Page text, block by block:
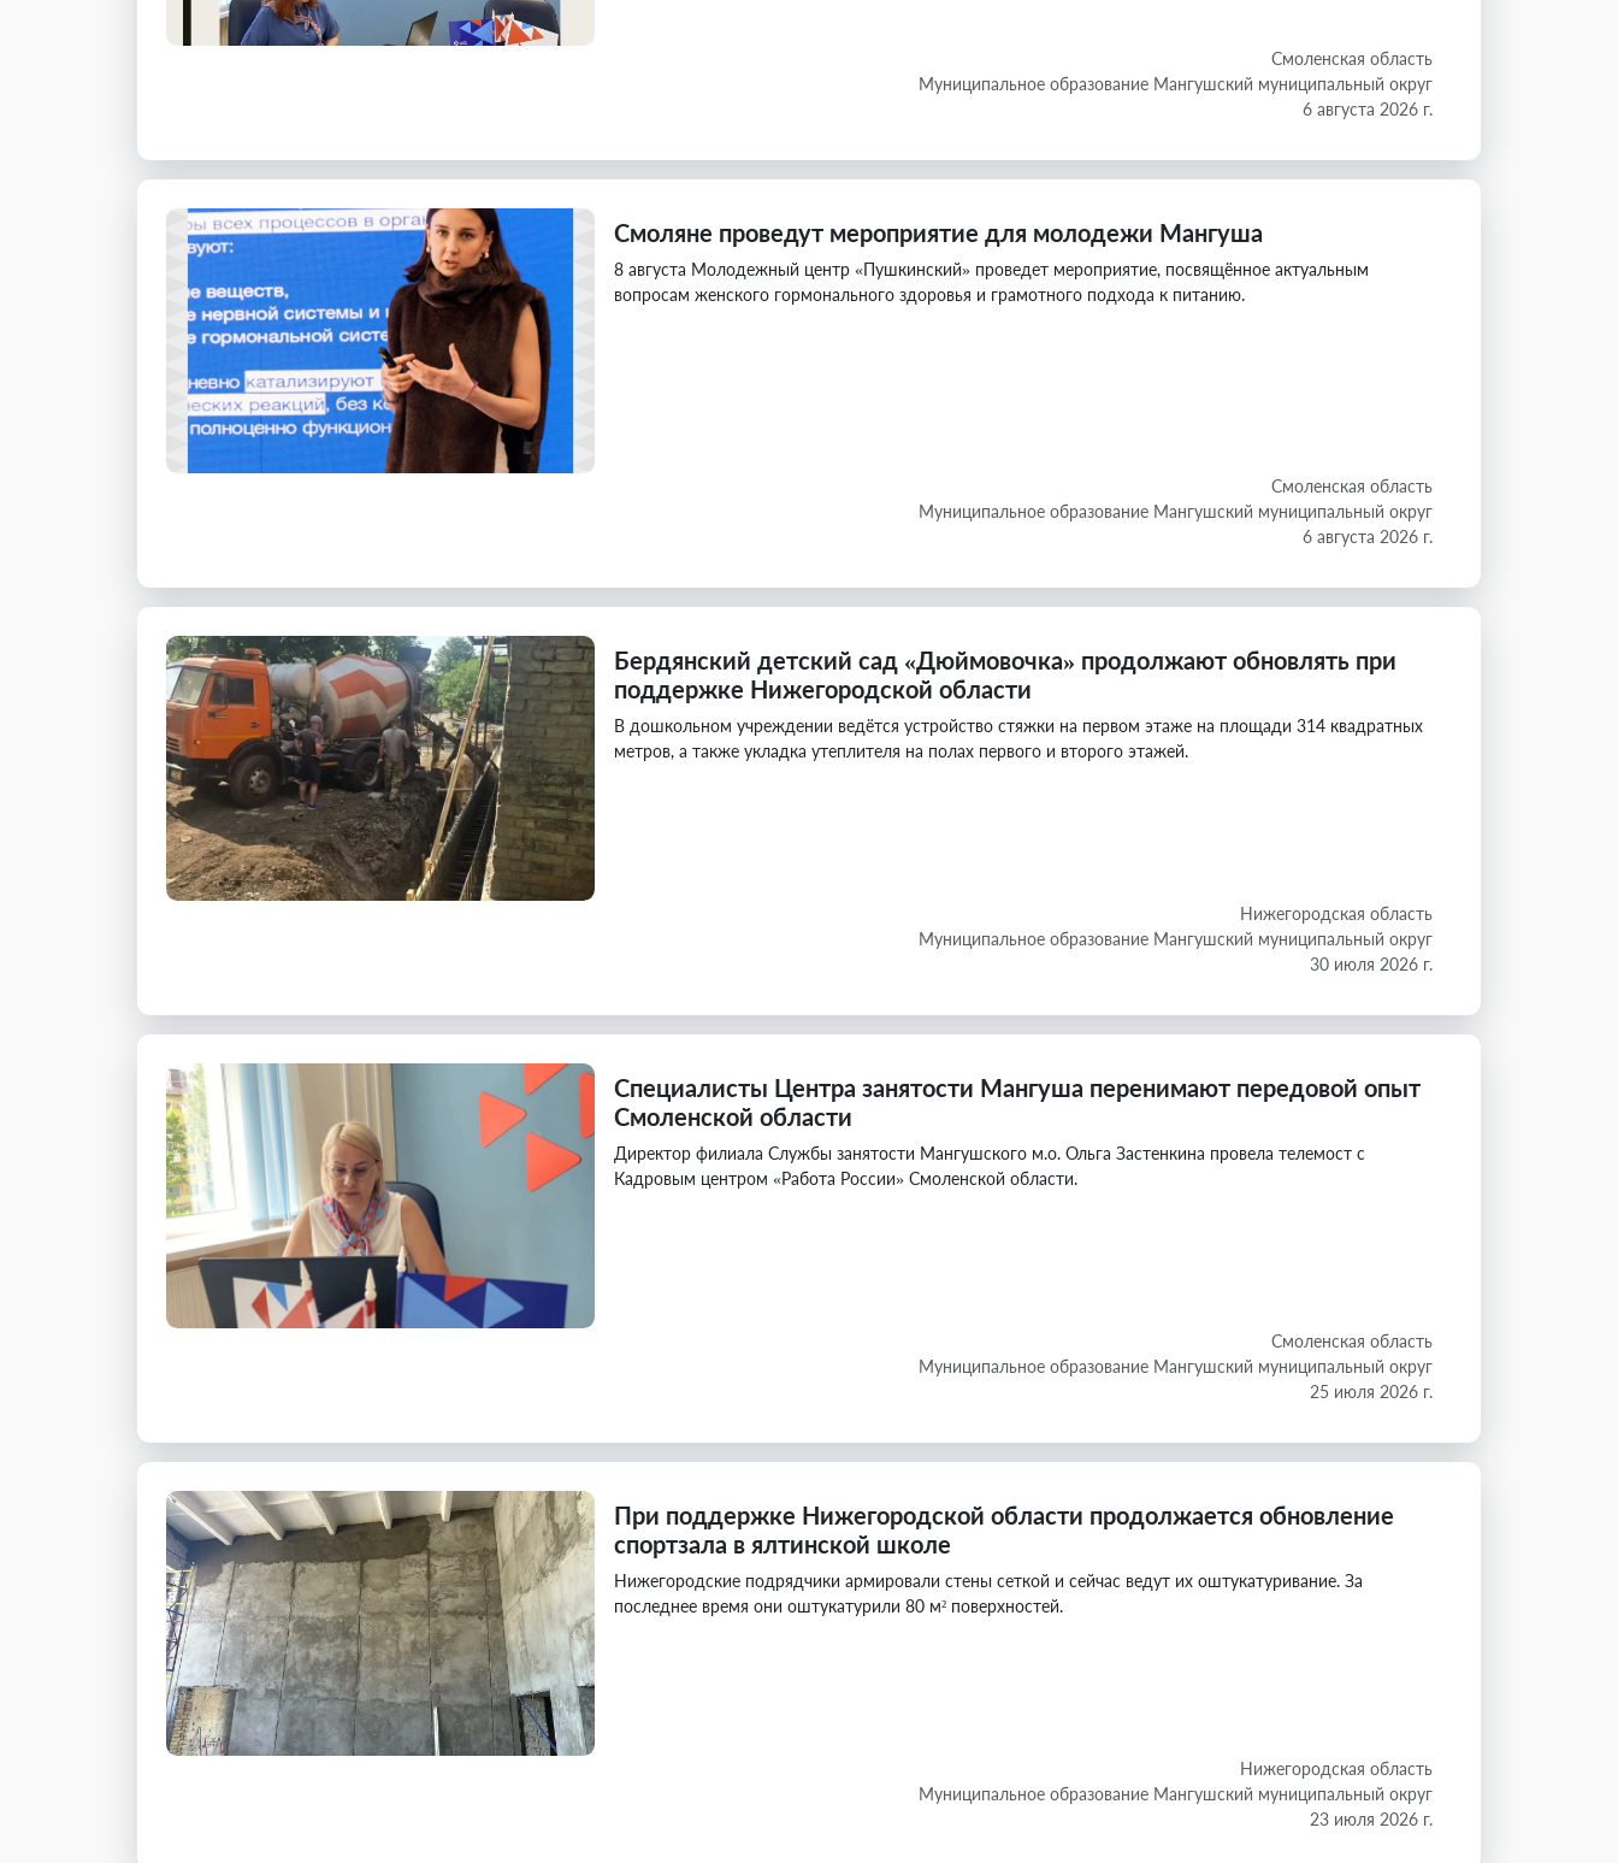
Смоленская область
Муниципальное образование Мангушский муниципальный округ
6 августа 2026 г.
Смоляне проведут мероприятие для молодежи Мангуша
8 августа Молодежный центр «Пушкинский» проведет мероприятие, посвящённое актуальным
вопросам женского гормонального здоровья и грамотного подхода к питанию.
Смоленская область
Муниципальное образование Мангушский муниципальный округ
6 августа 2026 г.
Бердянский детский сад «Дюймовочка» продолжают обновлять при
поддержке Нижегородской области
В дошкольном учреждении ведётся устройство стяжки на первом этаже на площади 314 квадратных
метров, а также укладка утеплителя на полах первого и второго этажей.
Нижегородская область
Муниципальное образование Мангушский муниципальный округ
30 июля 2026 г.
Специалисты Центра занятости Мангуша перенимают передовой опыт
Смоленской области
Директор филиала Службы занятости Мангушского м.о. Ольга Застенкина провела телемост с
Кадровым центром «Работа России» Смоленской области.
Смоленская область
Муниципальное образование Мангушский муниципальный округ
25 июля 2026 г.
При поддержке Нижегородской области продолжается обновление
спортзала в ялтинской школе
Нижегородские подрядчики армировали стены сеткой и сейчас ведут их оштукатуривание. За
последнее время они оштукатурили 80 м² поверхностей.
Нижегородская область
Муниципальное образование Мангушский муниципальный округ
23 июля 2026 г.